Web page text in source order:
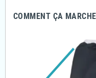
COMMENT ÇA MARCHE